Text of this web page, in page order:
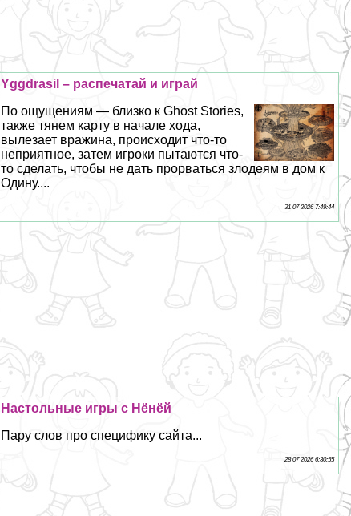
Yggdrasil – распечатай и играй
По ощущениям — близко к Ghost Stories,
также тянем карту в начале хода,
вылезает вражина, происходит что-то
неприятное, затем игроки пытаются что-
то сделать, чтобы не дать прорваться злодеям в дом к
Одину....
31 07 2026 7:49:44
Настольные игры с Нёнёй
Пару слов про специфику сайта...
28 07 2026 6:30:55